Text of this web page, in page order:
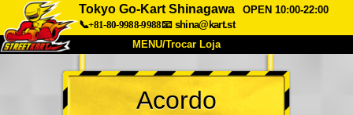
Tokyo Go-Kart Shinagawa
OPEN 10:00-22:00
📞+81-80-9988-9988📧 shina@kart.st
MENU/Trocar Loja
INÍCIO
Sobre Especificações Preços
Acordo